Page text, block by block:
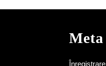
Meta
Înregistrare